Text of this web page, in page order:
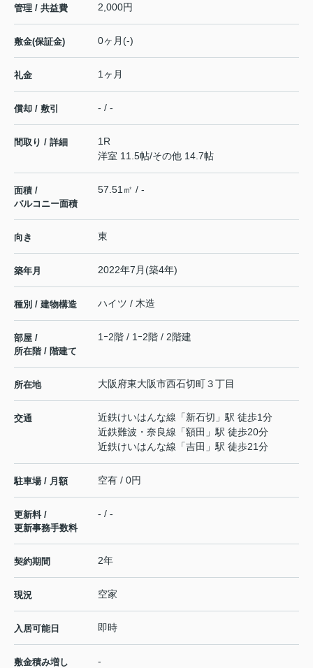
管理 / 共益費 2,000円
敷金(保証金) 0ヶ月(-)
礼金 1ヶ月
償却 / 敷引 - / -
間取り / 詳細
1R
洋室 11.5帖/その他 14.7帖
面積 /
バルコニー面積
57.51㎡ / -
向き 東
築年月 2022年7月(築4年)
種別 / 建物構造 ハイツ / 木造
部屋 /
所在階 / 階建て
1ｰ2階 / 1ｰ2階 / 2階建
所在地 大阪府東大阪市西石切町３丁目
交通 近鉄けいはんな線 「新石切 」駅 徒歩1分
近鉄難波・奈良線 「額田 」駅 徒歩20分
近鉄けいはんな線 「吉田 」駅 徒歩21分
駐車場 / 月額 空有 / 0円
更新料 /
更新事務手数料
- / -
契約期間 2年
現況 空家
入居可能日 即時
敷金積み増し -